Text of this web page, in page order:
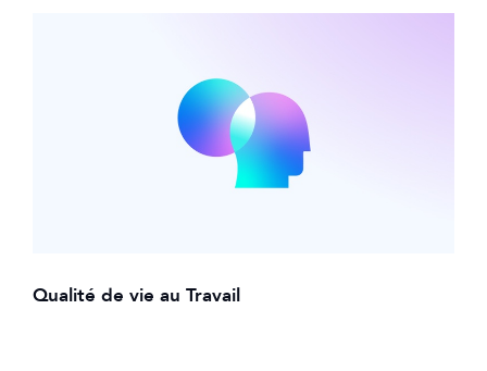
Qualité de vie au Travail